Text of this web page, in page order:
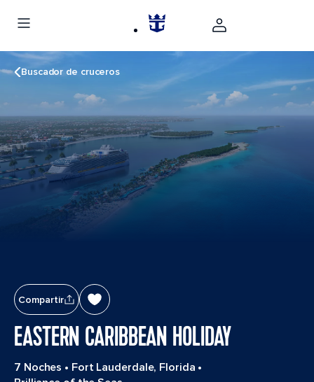
Buscador de cruceros
Compartir
EASTERN CARIBBEAN HOLIDAY
7 Noches • Fort Lauderdale, Florida •